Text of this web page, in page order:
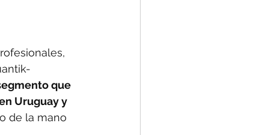
que
Uruguay y
de la mano